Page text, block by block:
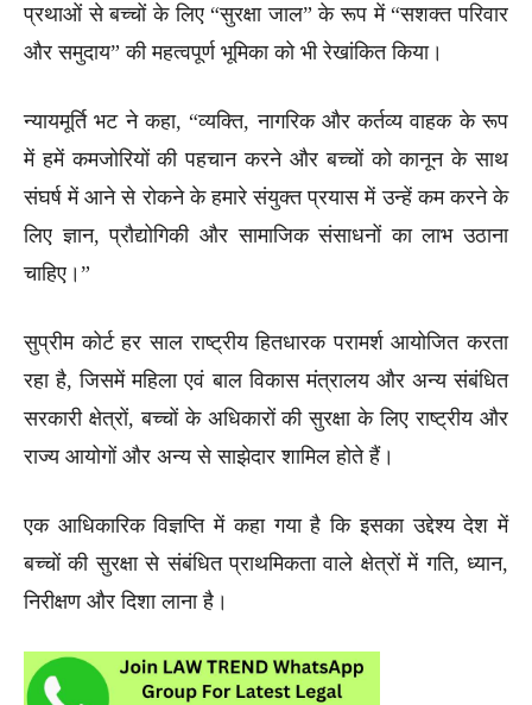
प्रथाओं से बच्चों के लिए “सुरक्षा जाल” के रूप में “सशक्त परिवार
और समुदाय” की महत्वपूर्ण भूमिका को भी रेखांकित किया।
न्यायमूर्ति भट ने कहा, “व्यक्ति, नागरिक और कर्तव्य वाहक के रूप
में हमें कमजोरियों की पहचान करने और बच्चों को कानून के साथ
संघर्ष में आने से रोकने के हमारे संयुक्त प्रयास में उन्हें कम करने के
लिए ज्ञान, प्रौद्योगिकी और सामाजिक संसाधनों का लाभ उठाना
चाहिए।”
सुप्रीम कोर्ट हर साल राष्ट्रीय हितधारक परामर्श आयोजित करता
रहा है, जिसमें महिला एवं बाल विकास मंत्रालय और अन्य संबंधित
सरकारी क्षेत्रों, बच्चों के अधिकारों की सुरक्षा के लिए राष्ट्रीय और
राज्य आयोगों और अन्य से साझेदार शामिल होते हैं।
एक आधिकारिक विज्ञप्ति में कहा गया है कि इसका उद्देश्य देश में
बच्चों की सुरक्षा से संबंधित प्राथमिकता वाले क्षेत्रों में गति, ध्यान,
निरीक्षण और दिशा लाना है।